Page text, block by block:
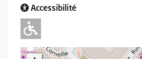
Accessibilité
Adapté pour